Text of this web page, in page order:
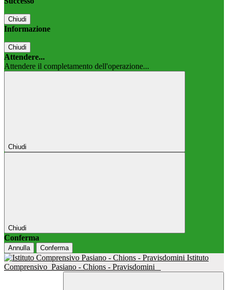
Chiudi
Informazione
Chiudi
Attendere...
Attendere il completamento dell'operazione...
Chiudi
Chiudi
Conferma
Annulla Conferma
Istituto
Comprensivo Pasiano - Chions - Pravisdomini